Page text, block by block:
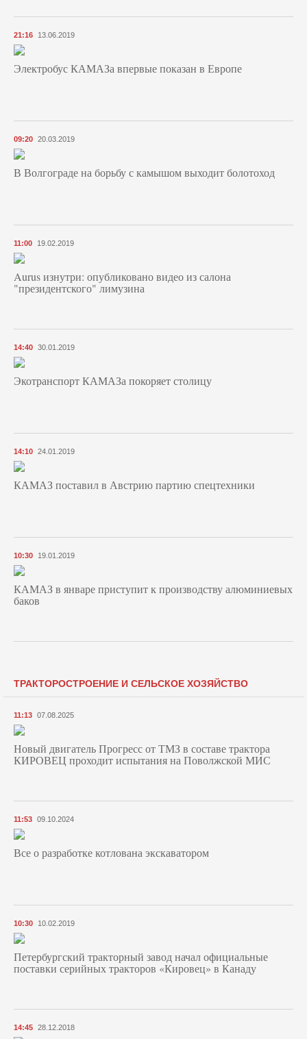
21:16 13.06.2019
Электробус КАМАЗа впервые показан в Европе
09:20 20.03.2019
В Волгограде на борьбу с камышом выходит болотоход
11:00 19.02.2019
Aurus изнутри: опубликовано видео из салона
"президентского" лимузина
14:40 30.01.2019
Экотранспорт КАМАЗа покоряет столицу
14:10 24.01.2019
КАМАЗ поставил в Австрию партию спецтехники
10:30 19.01.2019
КАМАЗ в январе приступит к производству алюминиевых
баков
ТРАКТОРОСТРОЕНИЕ И СЕЛЬСКОЕ ХОЗЯЙСТВО
11:13 07.08.2025
Новый двигатель Прогресс от ТМЗ в составе трактора
КИРОВЕЦ проходит испытания на Поволжской МИС
11:53 09.10.2024
Все о разработке котлована экскаватором
10:30 10.02.2019
Петербургский тракторный завод начал официальные
поставки серийных тракторов «Кировец» в Канаду
14:45 28.12.2018